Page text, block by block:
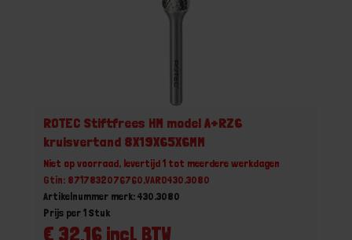
ROTEC Stiftfrees HM model A+RZ6
kruisvertand 8X19X65X6MM
Niet op voorraad, levertijd 1 tot meerdere werkdagen
Gtin: 8717832076760,VARO430.3080
Artikelnummer merk: 430.3080
€ 32,16 incl. BTW
Prijs per 1 Stuk